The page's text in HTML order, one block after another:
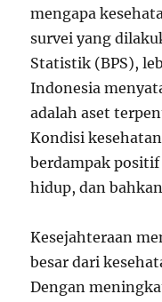
mengapa
survei yang
Statistik (BPS),
Indonesia
adalah aset
Kondisi
berdampak
hidup, dan
Kesejahteraan
besar dari
Dengan